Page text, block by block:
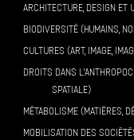
ARCHITECTURE, DESIGN ET
BIODIVERSITÉ (HUMAINS,
CULTURES (ART, IMAGE,
DROITS DANS
SPATIALE)
MÉTABOLISME (MATIÈRES,
MOBILISATION DES